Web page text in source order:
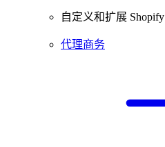
自定义和扩展 Shopify
代理商务